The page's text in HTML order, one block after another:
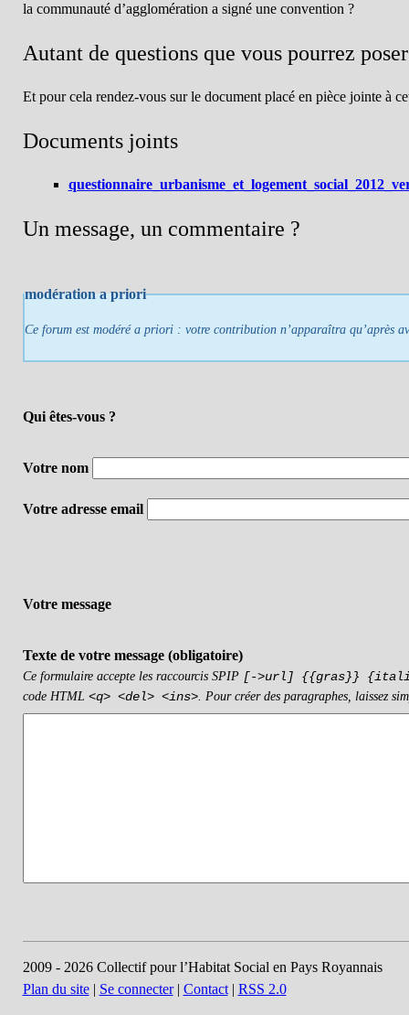
la communauté d’agglomération a signé une convention ?
Autant de questions que vous pourrez
Et pour cela rendez-vous sur le document placé en pièce jointe à
Documents joints
Un message, un commentaire ?
modération a priori
Ce forum est modéré a priori : votre contribution n’apparaîtra qu’après
Qui êtes-vous ?
Votre nom
Votre adresse email
Votre message
Texte de votre message (obligatoire)
Ce formulaire accepte les raccourcis SPIP [->url] {{gras}}
code HTML <q> <del> <ins>. Pour créer des paragraphes, laissez
2009 - 2026 Collectif pour l’Habitat Social en Pays Royannais
Plan du site| Se connecter| Contact| RSS 2.0